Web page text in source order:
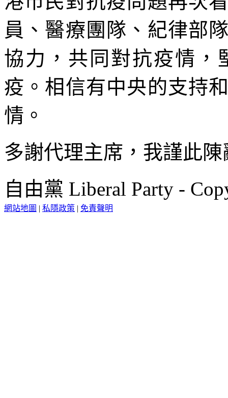
員、醫療團隊、紀律部
協力，共同對抗疫情，
疫。相信有中央的支持
情。
多謝代理主席，我謹此陳
自由黨 Liberal Party -
網站地圖 | 私隱政策 | 免責聲明